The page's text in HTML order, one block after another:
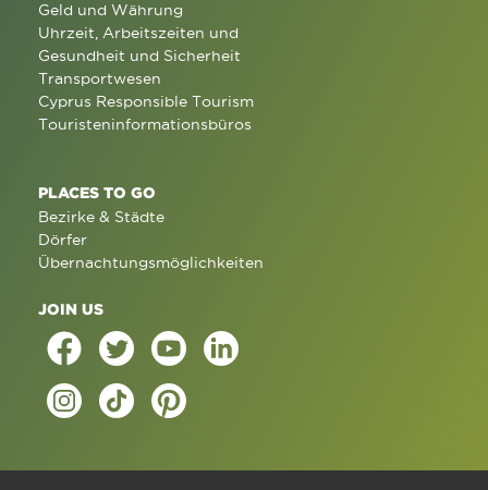
Geld und Währung
Uhrzeit, Arbeitszeiten und
Gesundheit und Sicherheit
Transportwesen
Cyprus Responsible Tourism
Touristeninformationsbüros
PLACES TO GO
Bezirke & Städte
Dörfer
Übernachtungsmöglichkeiten
JOIN US